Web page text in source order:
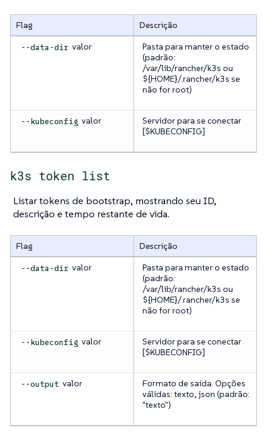
Flag Descrição
--data-dir valor
Pasta para manter o estado
(padrão:
/var/lib/rancher/k3s ou
${HOME}/.rancher/k3s se
não for root)
--kubeconfig valor
Servidor para se conectar
[$KUBECONFIG]
k3s token list
Listar tokens de bootstrap, mostrando seu ID,
descrição e tempo restante de vida.
Flag Descrição
--data-dir valor
Pasta para manter o estado
(padrão:
/var/lib/rancher/k3s ou
${HOME}/.rancher/k3s se
não for root)
--kubeconfig valor
Servidor para se conectar
[$KUBECONFIG]
--output valor
Formato de saída. Opções
válidas: texto, json (padrão:
"texto")